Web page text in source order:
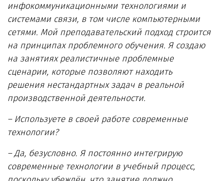
инфокоммуникационными технологиями и
системами связи, в том числе компьютерными
сетями. Мой преподавательский подход строится
на принципах проблемного обучения. Я создаю
на занятиях реалистичные проблемные
сценарии, которые позволяют находить
решения нестандартных задач в реальной
производственной деятельности.
– Используете в своей работе современные
технологии?
– Да, безусловно. Я постоянно интегрирую
современные технологии в учебный процесс,